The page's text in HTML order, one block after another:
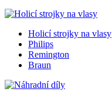
Holicí strojky na vlasy
Philips
Remington
Braun